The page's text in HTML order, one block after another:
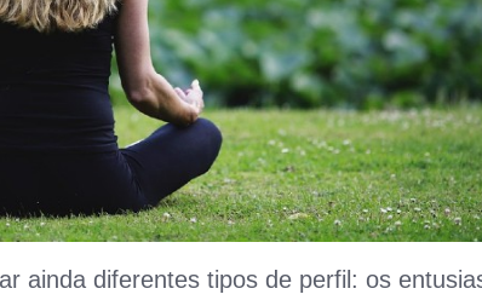
ainda diferentes tipos de perfil: os